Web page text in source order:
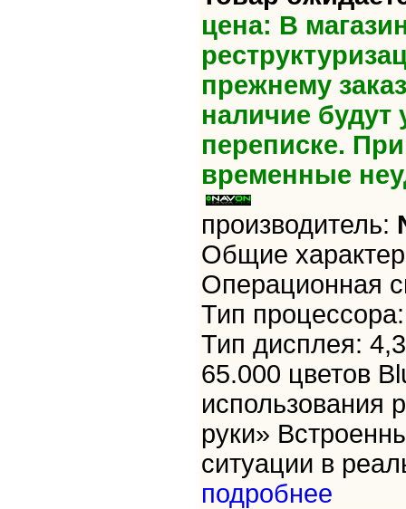
цена: В
прежнему
наличие будут
переписке.
временные
производитель:
Общие
Операционная
Тип
Тип дисплея:
65.000 цветов
использования
руки»
ситуации в
подробнее